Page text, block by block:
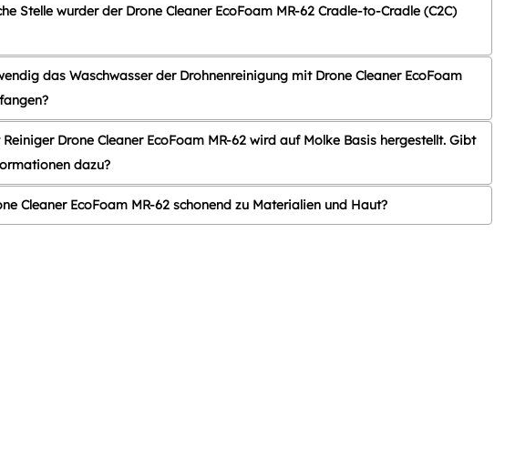
Stelle wurder der Drone Cleaner EcoFoam MR-62 Cradle-to-Cradle (C2C)
das Waschwasser der Drohnenreinigung mit Drone Cleaner EcoFoam
Drone Cleaner EcoFoam MR-62 wird auf Molke Basis hergestellt. Gibt
dazu?
Cleaner EcoFoam MR-62 schonend zu Materialien und Haut?